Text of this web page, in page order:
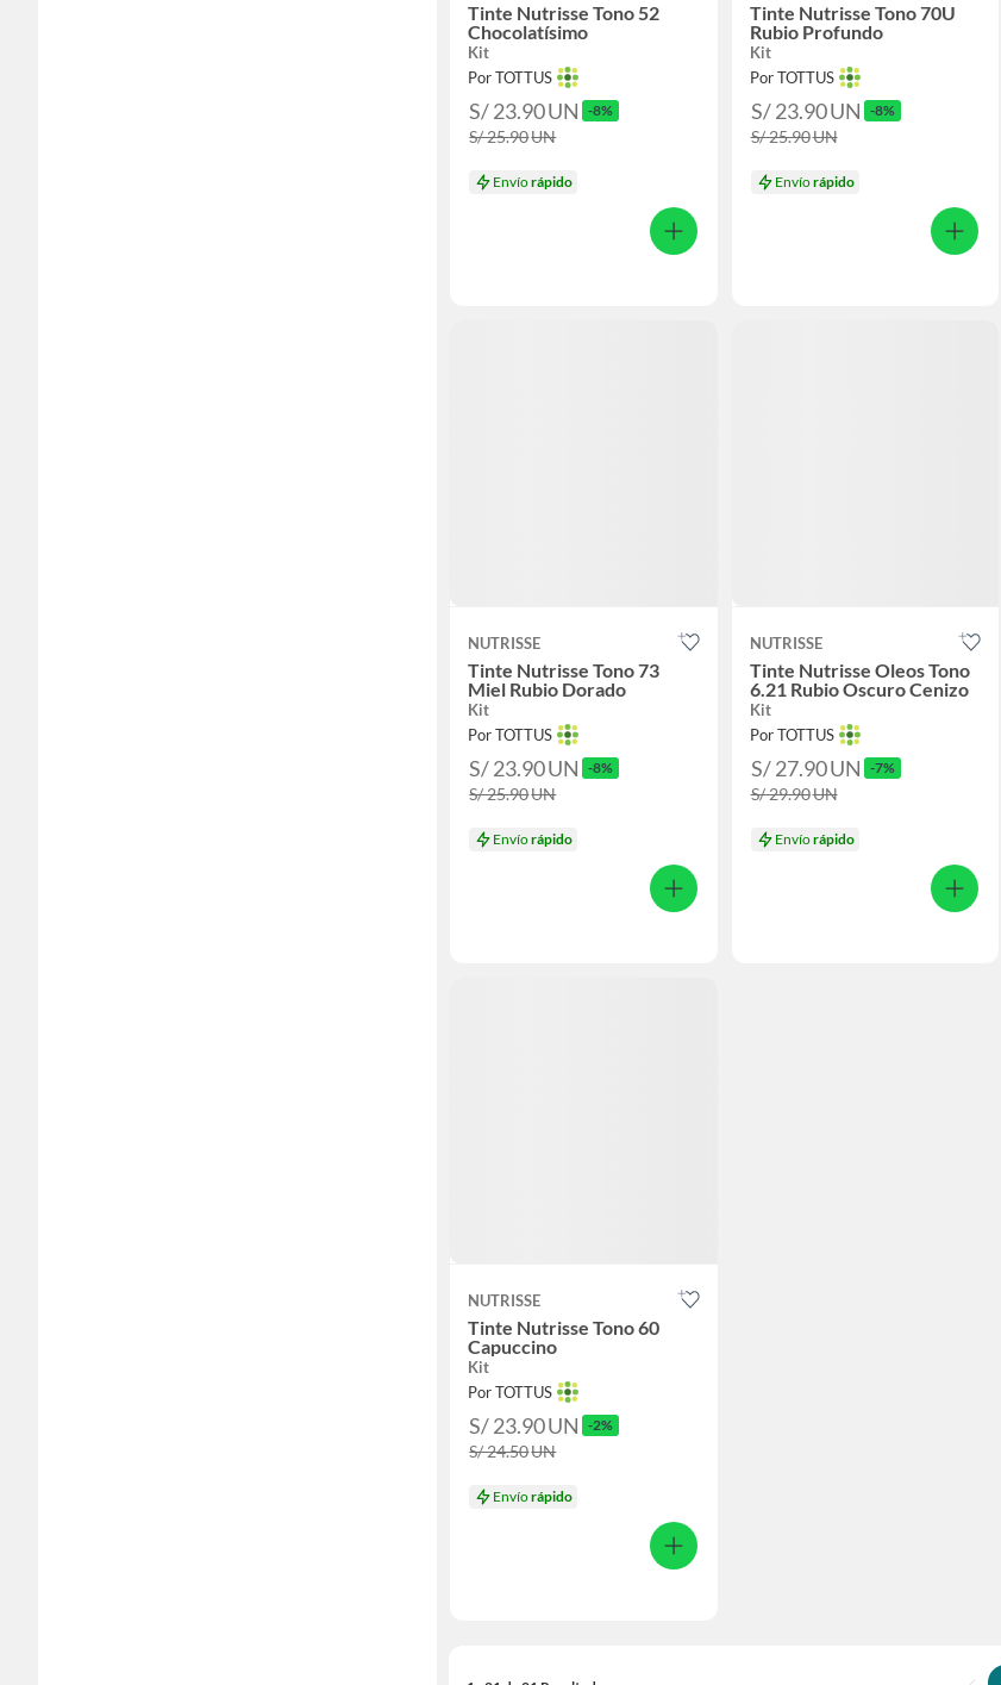
Tinte Nutrisse Tono 52
Chocolatísimo
Kit
Por TOTTUS
S/ 23.90UN -8%
S/ 25.90UN
Envíorápido
Tinte Nutrisse Tono 70U
Rubio Profundo
Kit
Por TOTTUS
S/ 23.90UN -8%
S/ 25.90UN
Envíorápido
NUTRISSE
Tinte Nutrisse Tono 73
Miel Rubio Dorado
Kit
Por TOTTUS
S/ 23.90UN -8%
S/ 25.90UN
Envíorápido
NUTRISSE
Tinte Nutrisse Oleos Tono
6.21 Rubio Oscuro Cenizo
Kit
Por TOTTUS
S/ 27.90UN -7%
S/ 29.90UN
Envíorápido
NUTRISSE
Tinte Nutrisse Tono 60
Capuccino
Kit
Por TOTTUS
S/ 23.90UN -2%
S/ 24.50UN
Envíorápido